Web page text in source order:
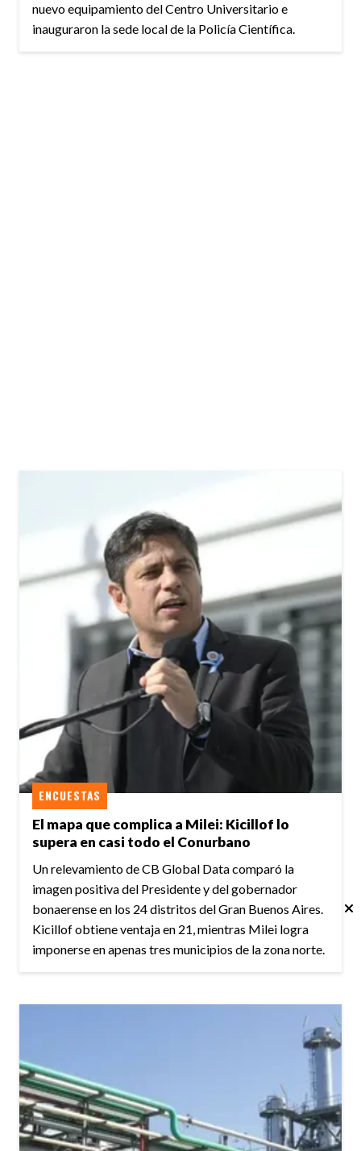
nuevo equipamiento del Centro Universitario e
inauguraron la sede local de la Policía Científica.
El mapa que complica a Milei: Kicillof lo
supera en casi todo el Conurbano
ENCUESTAS
Un relevamiento de CB Global Data comparó la
imagen positiva del Presidente y del gobernador
bonaerense en los 24 distritos del Gran Buenos Aires.
Kicillof obtiene ventaja en 21, mientras Milei logra
imponerse en apenas tres municipios de la zona norte.